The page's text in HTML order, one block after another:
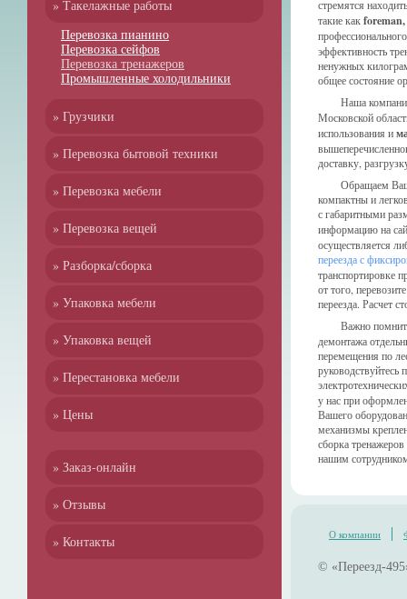
» Такелажные работы
Перевозка пианино
Перевозка сейфов
Перевозка тренажеров
Промышленные холодильники
» Грузчики
» Перевозка бытовой техники
» Перевозка мебели
» Перевозка вещей
» Разборка/сборка
» Упаковка мебели
» Упаковка вещей
» Перестановка мебели
» Цены
» Заказ-онлайн
» Отзывы
» Контакты
стремятся
такие как
эффективность
ненужных
общее состояние
Наша
Московской
использования и
доставку,
Обращаем
компактны и
с габаритными
информацию на
осуществляется
переезда с
транспортировке
от того,
переезда. Расчет
Важно
демонтажа
перемещения по
у нас при
Вашего
механизмы
сборка
нашим
О компании
© «Переезд-